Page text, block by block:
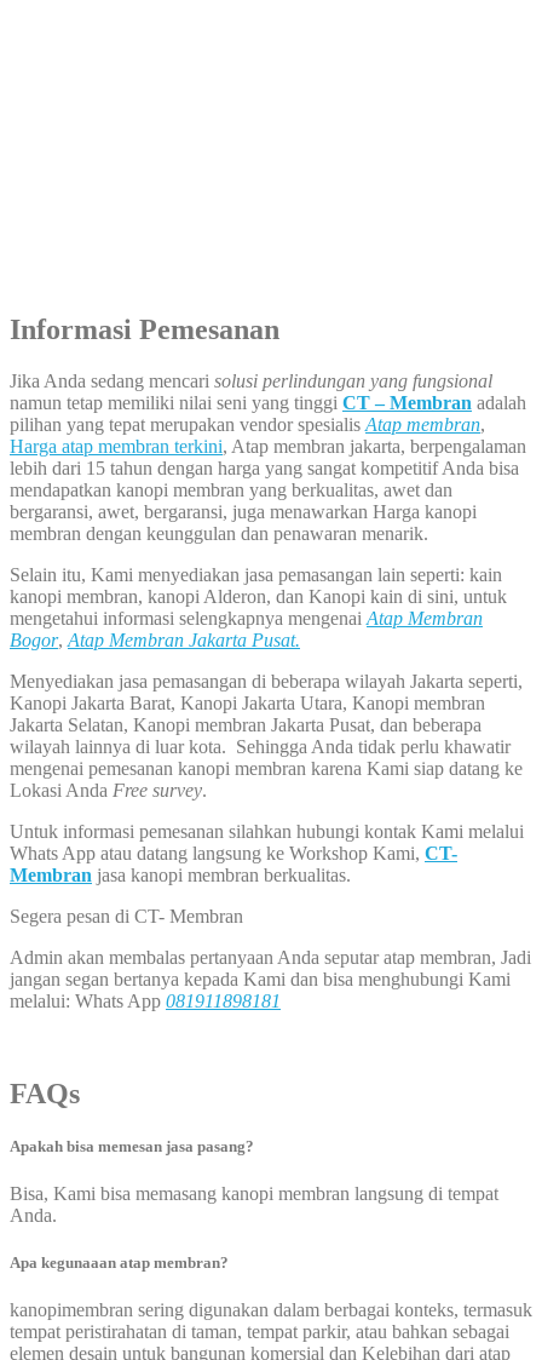
Informasi Pemesanan
Jika Anda sedang mencari solusi perlindungan yang fungsional
namun tetap memiliki nilai seni yang tinggi CT – Membran adalah
pilihan yang tepat merupakan vendor spesialis Atap membran,
Harga atap membran terkini, Atap membran jakarta, berpengalaman
lebih dari 15 tahun dengan harga yang sangat kompetitif Anda bisa
mendapatkan kanopi membran yang berkualitas, awet dan
bergaransi, awet, bergaransi, juga menawarkan Harga kanopi
membran dengan keunggulan dan penawaran menarik.
Selain itu, Kami menyediakan jasa pemasangan lain seperti: kain
kanopi membran, kanopi Alderon, dan Kanopi kain di sini, untuk
mengetahui informasi selengkapnya mengenai Atap Membran
Bogor, Atap Membran Jakarta Pusat.
Menyediakan jasa pemasangan di beberapa wilayah Jakarta seperti,
Kanopi Jakarta Barat, Kanopi Jakarta Utara, Kanopi membran
Jakarta Selatan, Kanopi membran Jakarta Pusat, dan beberapa
wilayah lainnya di luar kota. Sehingga Anda tidak perlu khawatir
mengenai pemesanan kanopi membran karena Kami siap datang ke
Lokasi Anda Free survey.
Untuk informasi pemesanan silahkan hubungi kontak Kami melalui
Whats App atau datang langsung ke Workshop Kami, CT-
Membran jasa kanopi membran berkualitas.
Segera pesan di CT- Membran
Admin akan membalas pertanyaan Anda seputar atap membran, Jadi
jangan segan bertanya kepada Kami dan bisa menghubungi Kami
melalui: Whats App 081911898181
FAQs
Apakah bisa memesan jasa pasang?
Bisa, Kami bisa memasang kanopi membran langsung di tempat
Anda.
Apa kegunaaan atap membran?
kanopimembran sering digunakan dalam berbagai konteks, termasuk
tempat peristirahatan di taman, tempat parkir, atau bahkan sebagai
elemen desain untuk bangunan komersial dan Kelebihan dari atap